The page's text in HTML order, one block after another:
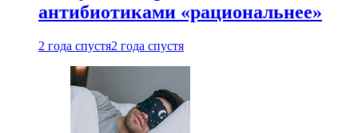
антибиотиками «рациональнее»
2 года спустя2 года спустя